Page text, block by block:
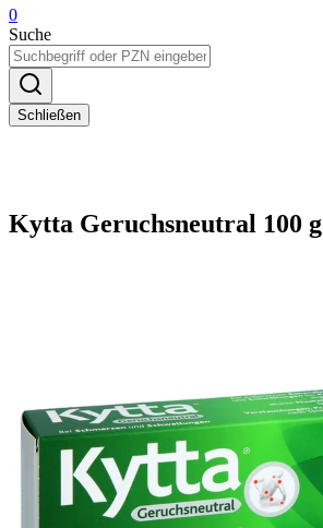
0
Suche
Schließen
Kytta Geruchsneutral 100 g